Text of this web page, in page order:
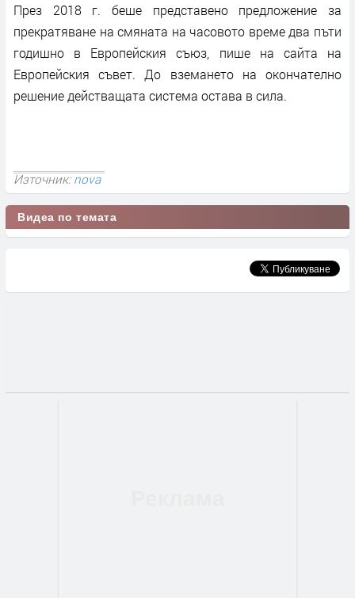
През 2018 г. беше представено предложение за
прекратяване на смяната на часовото време два пъти
годишно в Европейския съюз, пише на сайта на
Европейския съвет. До вземането на окончателно
решение действащата система остава в сила.
Източник:nova
Видеа по темата